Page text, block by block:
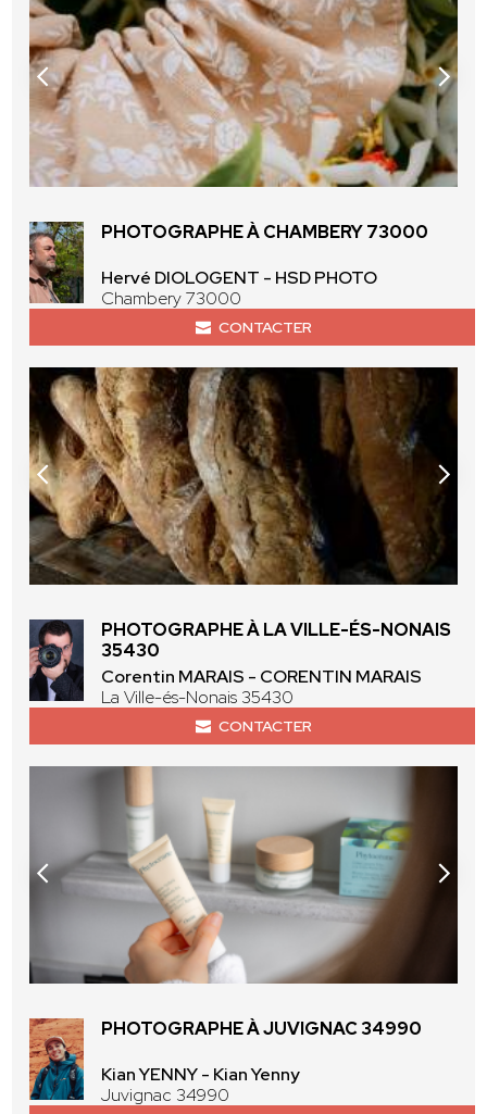
PHOTOGRAPHE À CHAMBERY 73000
Hervé DIOLOGENT - HSD PHOTO
Chambery 73000
CONTACTER
PHOTOGRAPHE À LA VILLE-ÉS-NONAIS
35430
Corentin MARAIS - CORENTIN MARAIS
La Ville-és-Nonais 35430
CONTACTER
PHOTOGRAPHE À JUVIGNAC 34990
Kian YENNY - Kian Yenny
Juvignac 34990